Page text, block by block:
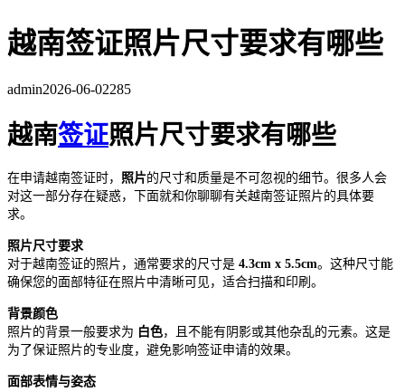
越南签证照片尺寸要求有哪些
admin2026-06-02285
越南签证照片尺寸要求有哪些
在申请越南签证时， 照片的尺寸和质量是不可忽视的细节。很多人会
对这一部分存在疑惑，下面就和你聊聊有关越南签证照片的具体要
求。
照片尺寸要求
对于越南签证的照片，通常要求的尺寸是 4.3cm x 5.5cm。这种尺寸能
确保您的面部特征在照片中清晰可见，适合扫描和印刷。
背景颜色
照片的背景一般要求为 白色，且不能有阴影或其他杂乱的元素。这是
为了保证照片的专业度，避免影响签证申请的效果。
面部表情与姿态